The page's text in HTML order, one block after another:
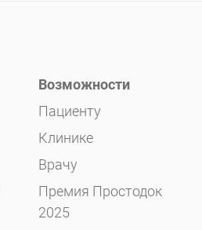
Возможности
Пациенту
Клинике
Врачу
Премия Простодок
2025